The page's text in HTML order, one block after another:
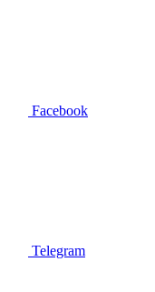
Facebook
Telegram